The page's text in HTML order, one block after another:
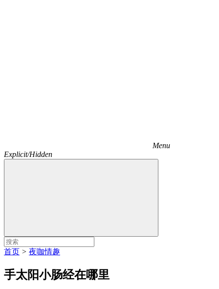
Menu
Explicit/Hidden
首页 > 夜咖情趣
手太阳小肠经在哪里